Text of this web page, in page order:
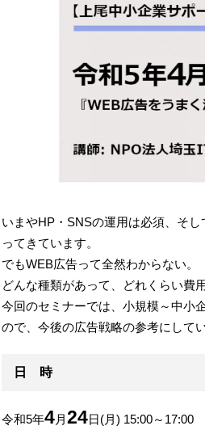
いまやHP・SNSの運用は必須、そ
ってきています。
でもWEB広告って全然わからない。
どんな種類があって、どれくらい費
今回のセミナーでは、小規模～中小
ので、今後の広告戦略の参考にして
日 時
令和5年4月24日(月) 15:00～17:00